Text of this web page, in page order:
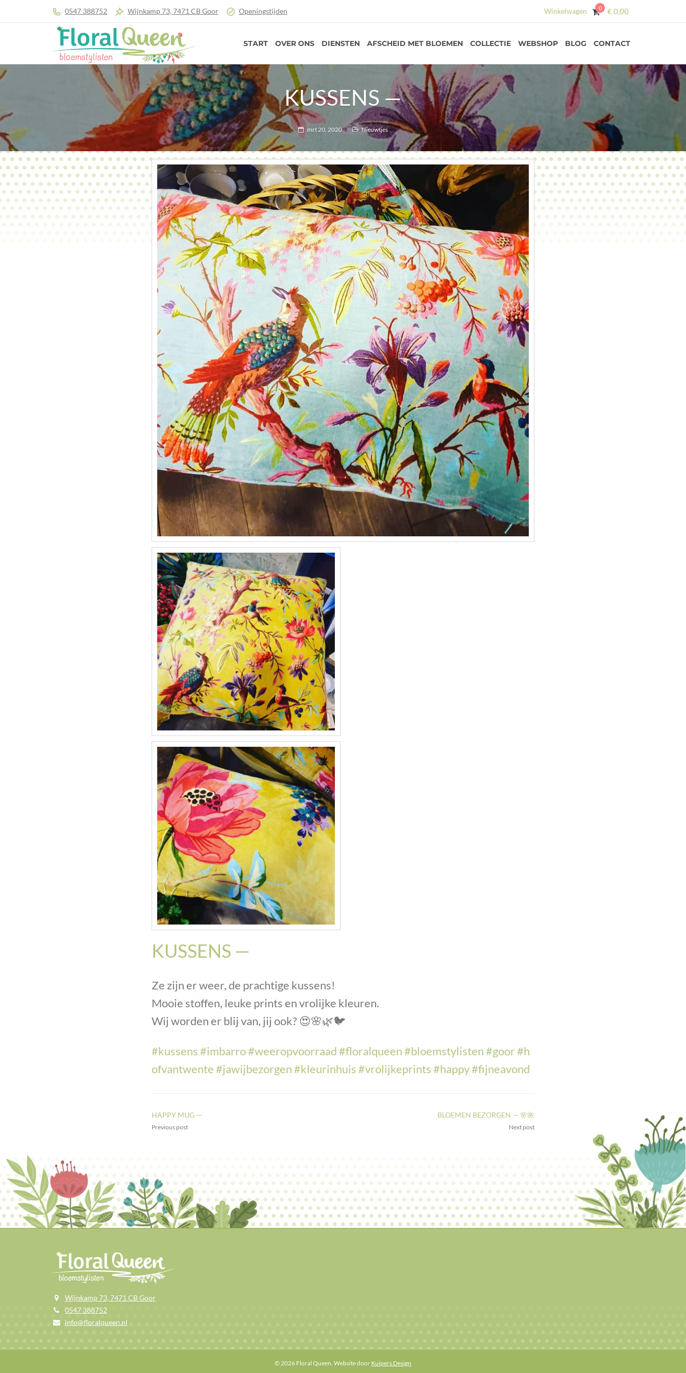
0547 388752 Wijnkamp 73, 7471 CB Goor Openingstijden Winkelwagen 0 €0,00
START OVER ONS DIENSTEN AFSCHEID MET BLOEMEN COLLECTIE WEBSHOP BLOG CONTACT
KUSSENS —
mrt 20, 2020 Nieuwtjes
KUSSENS —
Ze zijn er weer, de prachtige kussens!
Mooie stoffen, leuke prints en vrolijke kleuren.
Wij worden er blij van, jij ook? 😍🌸🌿🐦
#kussens#imbarro#weeropvoorraad#floralqueen#bloemstylisten#goor#h
ofvantwente#jawijbezorgen#kleurinhuis#vrolijkeprints#happy#fijneavond
HAPPY MUG —
Previous post
BLOEMEN BEZORGEN — 🌸🌺
Next post
Wijnkamp 73, 7471 CB Goor
0547 388752
info@floralqueen.nl
© 2026 Floral Queen. Website door Kuipers Design